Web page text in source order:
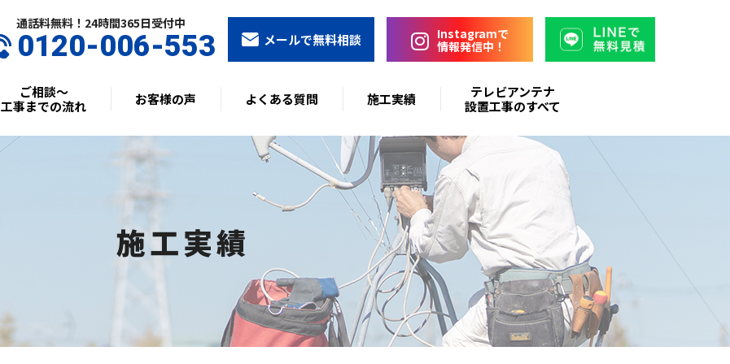
通話料無料！24時間365⽇受付中
0120-006-553 メールで無料相談
Instagramで
情報発信中！
ご相談〜
工事までの流れ
お客様の声 よくある質問 施工実績
テレビアンテナ
設置工事のすべて
施工実績